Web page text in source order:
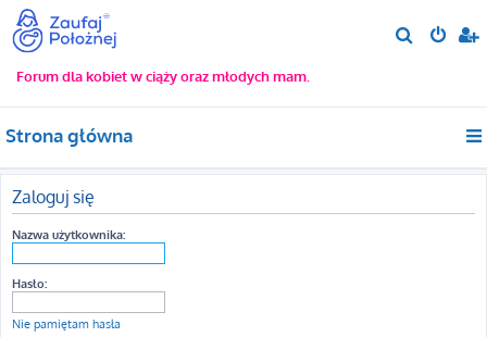
j
Forum dla kobiet w ciąży oraz młodych mam.
Strona główna
Zaloguj się
Nazwa użytkownika:
Hasło:
Nie pamiętam hasła